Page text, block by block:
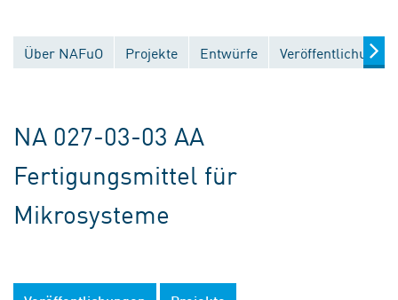
Über NAFuO Projekte Entwürfe Veröffentlichungen
NA 027-03-03 AA
Fertigungsmittel für
Mikrosysteme